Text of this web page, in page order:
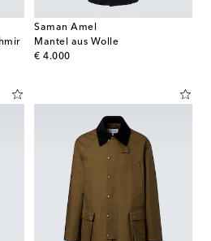
Saman Amel
Mantel aus Wolle
€ 4.000
original price